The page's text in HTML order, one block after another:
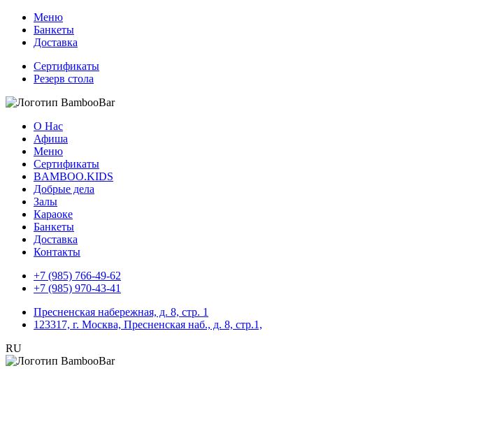
Меню
Банкеты
Доставка
Сертификаты
Резерв стола
О Нас
Афиша
Меню
Сертификаты
BAMBOO.KIDS
Добрые дела
Залы
Караоке
Банкеты
Доставка
Контакты
+7 (985) 766-49-62
+7 (985) 970-43-41
Пресненская набережная, д. 8, стр. 1
123317, г. Москва, Пресненская наб., д. 8, стр.1,
RU